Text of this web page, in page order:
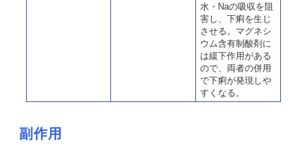
水・Naの吸収を阻
害し、下痢を生じ
させる。マグネシ
ウム含有制酸剤に
は緩下作用がある
ので、両者の併用
で下痢が発現しや
すくなる。
副作用